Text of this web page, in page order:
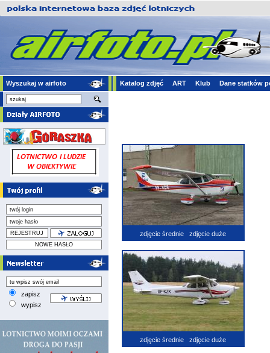
Wyszukaj w airfoto Katalog zdjęć ART Klub Dane statków
zapisz
wypisz
zdjęcie średnie zdjęcie duże
zdjęcie średnie zdjęcie duże